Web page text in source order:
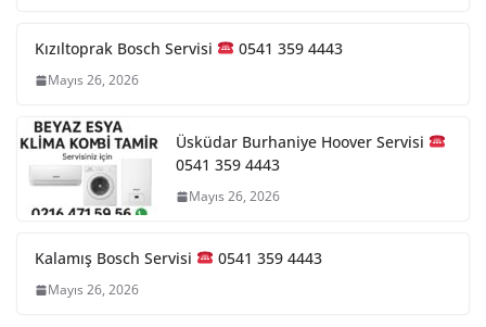
Kızıltoprak Bosch Servisi 0541 359 4443
Mayıs 26, 2026
Üsküdar Burhaniye Hoover Servisi
0541 359 4443
Mayıs 26, 2026
Kalamış Bosch Servisi 0541 359 4443
Mayıs 26, 2026